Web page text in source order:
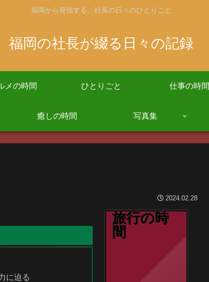
福岡から発信する、社長の日々のひとりごと
福岡の社長が綴る日々の記録
メの時間 ひとりごと 仕事の時間
癒しの時間 写真集
2024.02.28
に迫る
旅行の時
間